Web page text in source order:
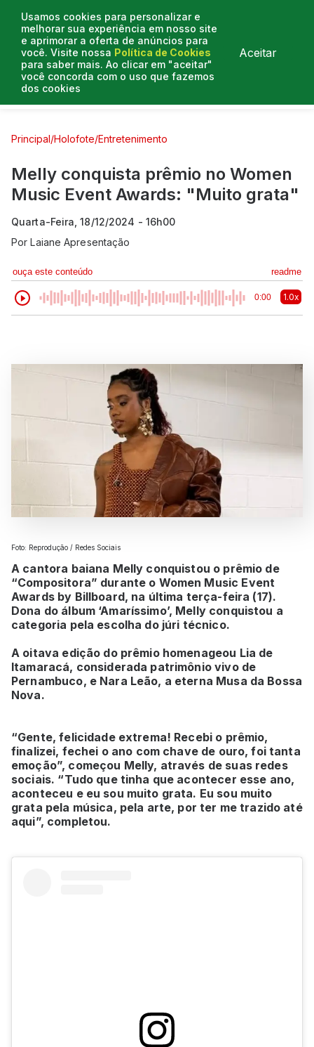
Usamos cookies para personalizar e
melhorar sua experiência em nosso site
e aprimorar a oferta de anúncios para
você. Visite nossa Política de Cookies
para saber mais. Ao clicar em "aceitar"
você concorda com o uso que fazemos
dos cookies
Aceitar
Curtas e Venenosas
Principal/Holofote/Entretenimento
Melly conquista prêmio no Women
Music Event Awards: "Muito grata"
Quarta-Feira, 18/12/2024 - 16h00
PorLaiane Apresentação
ouça este conteúdo readme
0:00 1.0x
Foto: Reprodução / Redes Sociais
A cantora baiana Melly conquistou o prêmio de
“Compositora” durante o Women Music Event
Awards by Billboard, na última terça-feira (17).
Dona do álbum ‘Amaríssimo’, Melly conquistou a
categoria pela escolha do júri técnico.
A oitava edição do prêmio homenageou Lia de
Itamaracá, considerada patrimônio vivo de
Pernambuco, e Nara Leão, a eterna Musa da Bossa
Nova.
“Gente, felicidade extrema! Recebi o prêmio,
finalizei, fechei o ano com chave de ouro, foi tanta
emoção”, começou Melly, através de suas redes
sociais. “Tudo que tinha que acontecer esse ano,
aconteceu e eu sou muito grata. Eu sou muito
grata pela música, pela arte, por ter me trazido até
aqui”, completou.